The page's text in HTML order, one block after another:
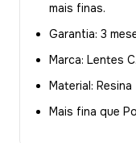
mais finas.
Garantia: 3
Marca: Lentes
Material: Resina
Mais fina que